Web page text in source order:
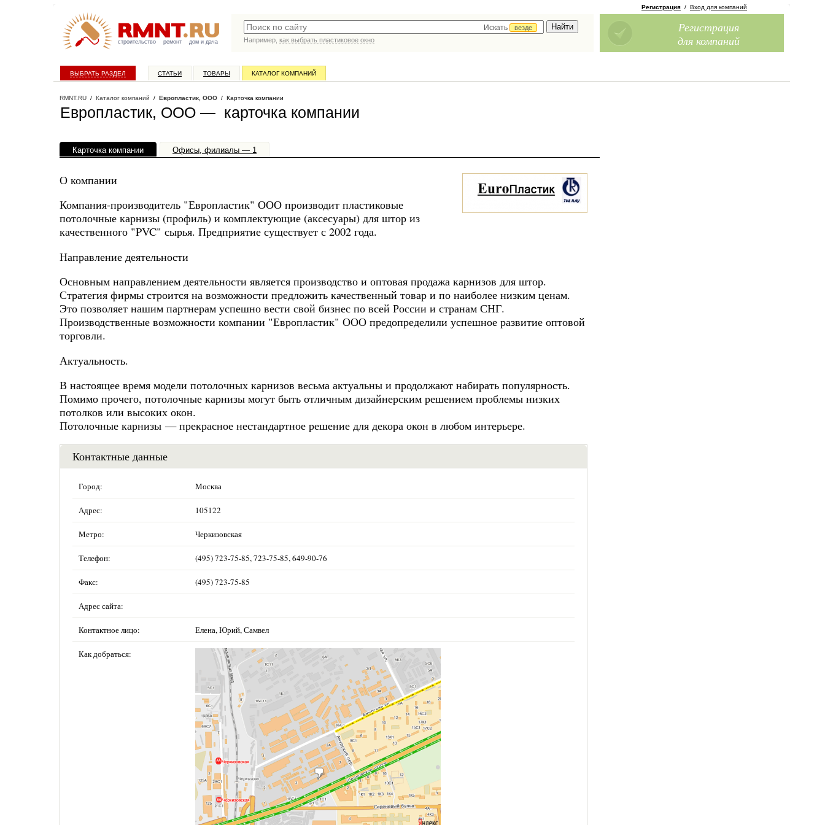
строительство ремонт дом и дача
Искать
везде
Например, как выбрать пластиковое окно
Регистрация / Вход для компаний
Регистрация
для компаний
ВЫБРАТЬ РАЗДЕЛ СТАТЬИ ТОВАРЫ КАТАЛОГ КОМПАНИЙ
RMNT.RU / Каталог компаний / Европластик, ООО / Карточка компании
Европластик, ООО — карточка компании
Карточка компании Офисы, филиалы — 1
О компании
Компания-производитель "Европластик" ООО производит пластиковые
потолочные карнизы (профиль) и комплектующие (аксесуары) для штор из
качественного "PVC" сырья. Предприятие существует с 2002 года.
Направление деятельности
Основным направлением деятельности является производство и оптовая продажа карнизов для штор.
Стратегия фирмы строится на возможности предложить качественный товар и по наиболее низким ценам.
Это позволяет нашим партнерам успешно вести свой бизнес по всей России и странам СНГ.
Производственные возможности компании "Европластик" ООО предопределили успешное развитие оптовой
торговли.
Актуальность.
В настоящее время модели потолочных карнизов весьма актуальны и продолжают набирать популярность.
Помимо прочего, потолочные карнизы могут быть отличным дизайнерским решением проблемы низких
потолков или высоких окон.
Потолочные карнизы — прекрасное нестандартное решение для декора окон в любом интерьере.
Контактные данные
Город: Москва
Адрес: 105122
Метро: Черкизовская
Телефон: (495) 723-75-85, 723-75-85, 649-90-76
Факс: (495) 723-75-85
Адрес сайта:
Контактное лицо: Елена, Юрий, Самвел
Как добраться: